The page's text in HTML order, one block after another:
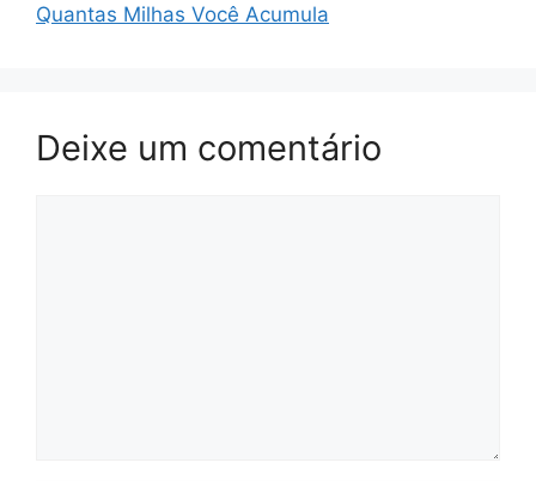
Quantas Milhas Você Acumula
Deixe um comentário